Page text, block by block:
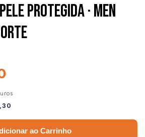
PROTEGIDA · MEN
ao Carrinho